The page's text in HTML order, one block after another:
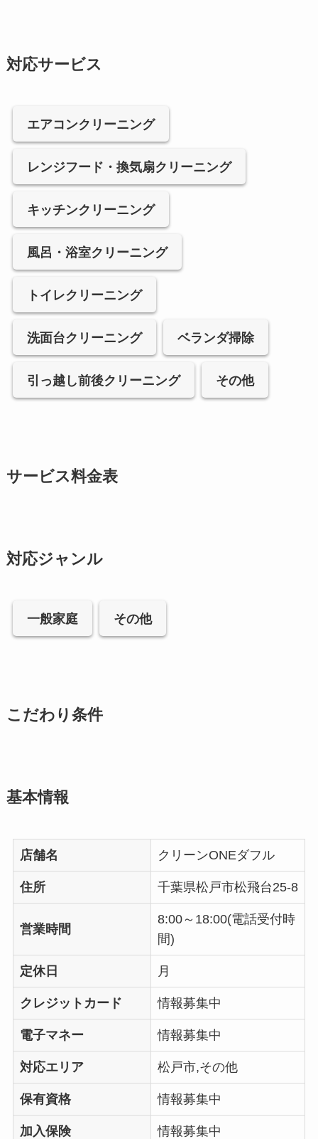
対応サービス
エアコンクリーニング
レンジフード・換気扇クリーニング
キッチンクリーニング
風呂・浴室クリーニング
トイレクリーニング
洗面台クリーニング ベランダ掃除
引っ越し前後クリーニング その他
サービス料金表
対応ジャンル
一般家庭 その他
こだわり条件
基本情報
店舗名 クリーンONEダフル
住所 千葉県松戸市松飛台25-8
営業時間
8:00～18:00(電話受付時
間)
定休日 月
クレジットカード 情報募集中
電子マネー 情報募集中
対応エリア 松戸市,その他
保有資格 情報募集中
加入保険 情報募集中